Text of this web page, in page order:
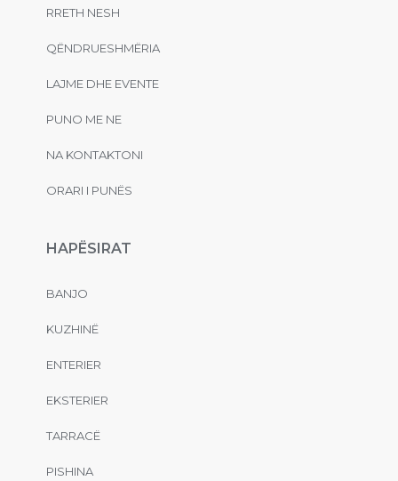
RRETH NESH
QËNDRUESHMËRIA
LAJME DHE EVENTE
PUNO ME NE
NA KONTAKTONI
ORARI I PUNËS
HAPËSIRAT
BANJO
KUZHINË
ENTERIER
EKSTERIER
TARRACË
PISHINA